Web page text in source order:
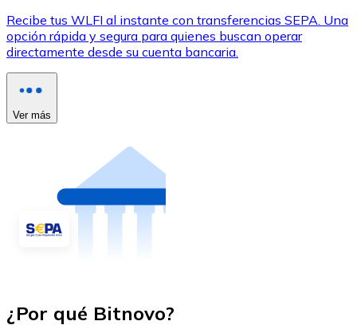
Recibe tus WLFI al instante con transferencias SEPA. Una
opción rápida y segura para quienes buscan operar
directamente desde su cuenta bancaria.
Ver más
¿Por qué Bitnovo?